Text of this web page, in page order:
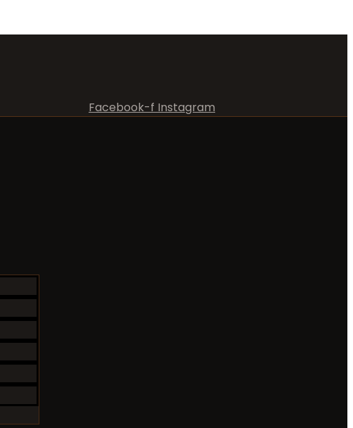
Facebook-f Instagram